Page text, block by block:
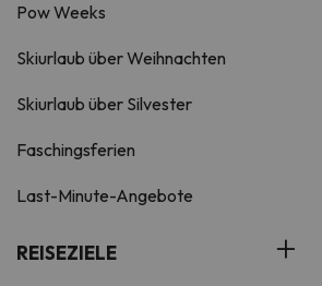
Pow Weeks
Skiurlaub über Weihnachten
Skiurlaub über Silvester
Faschingsferien
Last-Minute-Angebote
REISEZIELE